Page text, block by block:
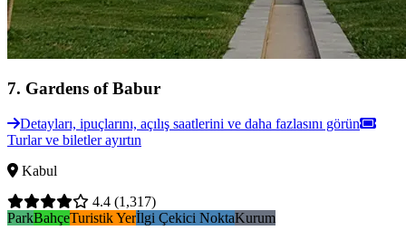
7. Gardens of Babur
Detayları, ipuçlarını, açılış saatlerini ve daha fazlasını görün
Turlar ve biletler ayırtın
Kabul
4.4 (1,317)
ParkBahçeTuristik Yerİlgi Çekici NoktaKurum